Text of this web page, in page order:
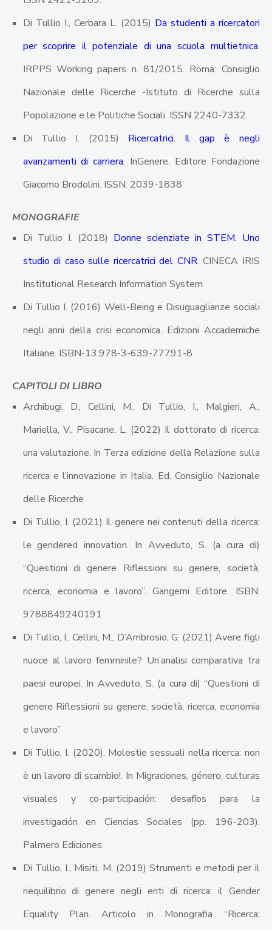
Di Tullio I., Cerbara L. (2015) Da studenti a ricercatori
per scoprire il potenziale di una scuola multietnica.
IRPPS Working papers n. 81/2015. Roma: Consiglio
Nazionale delle Ricerche -Istituto di Ricerche sulla
Popolazione e le Politiche Sociali. ISSN 2240-7332
Di Tullio I. (2015) Ricercatrici. Il gap è negli
avanzamenti di carriera. InGenere. Editore Fondazione
Giacomo Brodolini. ISSN: 2039-1838
MONOGRAFIE
Di Tullio I. (2018) Donne scienziate in STEM. Uno
studio di caso sulle ricercatrici del CNR. CINECA IRIS
Institutional Research Information System
Di Tullio I. (2016) Well-Being e Disuguaglianze sociali
negli anni della crisi economica. Edizioni Accademiche
Italiane. ISBN-13:978-3-639-77791-8
CAPITOLI DI LIBRO
Archibugi, D., Cellini, M., Di Tullio, I., Malgieri, A.,
Mariella, V., Pisacane, L. (2022) Il dottorato di ricerca:
una valutazione. In Terza edizione della Relazione sulla
ricerca e l’innovazione in Italia. Ed. Consiglio Nazionale
delle Ricerche
Di Tullio, I. (2021) Il genere nei contenuti della ricerca:
le gendered innovation. In Avveduto, S. (a cura di)
“Questioni di genere Riflessioni su genere, società,
ricerca, economia e lavoro”. Gangemi Editore. ISBN:
9788849240191
Di Tullio, I., Cellini, M., D’Ambrosio, G. (2021) Avere figli
nuoce al lavoro femminile? Un’analisi comparativa tra
paesi europei. In Avveduto, S. (a cura di) “Questioni di
genere Riflessioni su genere, società, ricerca, economia
e lavoro”
Di Tullio, I. (2020). Molestie sessuali nella ricerca: non
è un lavoro di scambio!. In Migraciones, género, culturas
visuales y co-participación: desafíos para la
investigación en Ciencias Sociales (pp. 196-203).
Palmero Ediciones.
Di Tullio, I., Misiti, M. (2019) Strumenti e metodi per il
riequilibrio di genere negli enti di ricerca: il Gender
Equality Plan. Articolo in Monografia “Ricerca: